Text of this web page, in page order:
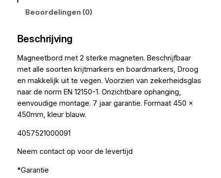
Beoordelingen (0)
Beschrijving
Magneetbord met 2 sterke magneten. Beschrijfbaar
met alle soorten krijtmarkers en boardmarkers, Droog
en makkelijk uit te vegen. Voorzien van zekerheidsglas
naar de norm EN 12150-1. Onzichtbare ophanging,
eenvoudige montage. 7 jaar garantie. Formaat 450 x
450mm, kleur blauw.
4057521000091
Neem contact op voor de levertijd
*Garantie